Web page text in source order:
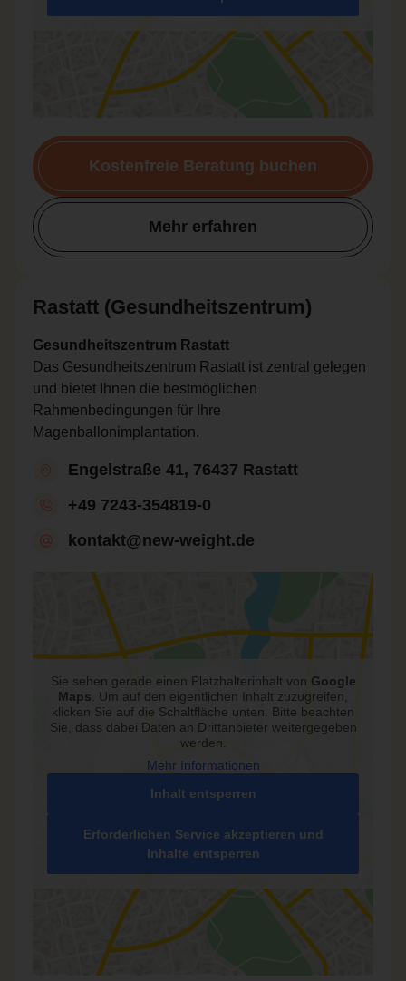
Kostenfreie Beratung buchen
Mehr erfahren
Rastatt (Gesundheitszentrum)
Gesundheitszentrum Rastatt
Das Gesundheitszentrum Rastatt ist zentral gelegen
und bietet Ihnen die bestmöglichen
Rahmenbedingungen für Ihre
Magenballonimplantation.
Engelstraße 41, 76437 Rastatt
+49 7243-354819-0
kontakt@new-weight.de
Sie sehen gerade einen Platzhalterinhalt von Google
Maps. Um auf den eigentlichen Inhalt zuzugreifen,
klicken Sie auf die Schaltfläche unten. Bitte beachten
Sie, dass dabei Daten an Drittanbieter weitergegeben
werden.
Mehr Informationen
Inhalt entsperren
Erforderlichen Service akzeptieren und
Inhalte entsperren